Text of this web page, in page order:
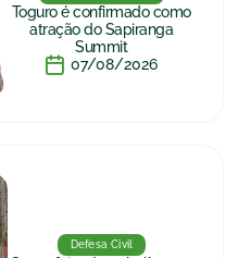
Toguro é confirmado como
atração do Sapiranga
Summit
07/08/2026
Defesa Civil